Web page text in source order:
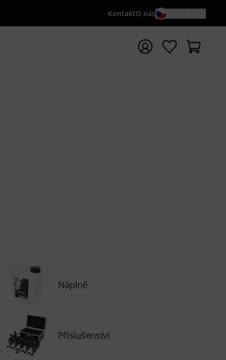
KontaktO nás
s vyhledávaným výrazem {searchTerm}
Náplně
Příslušenství